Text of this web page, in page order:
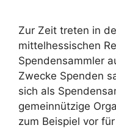
Zur Zeit treten in
mittelhessischen
Spendensammler
Zwecke Spenden
sich als
gemeinnützige
zum Beispiel vor für